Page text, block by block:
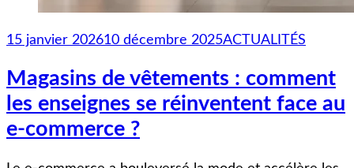
15 janvier 202610 décembre 2025ACTUALITÉS
Magasins de vêtements : comment
les enseignes se réinventent face au
e-commerce ?